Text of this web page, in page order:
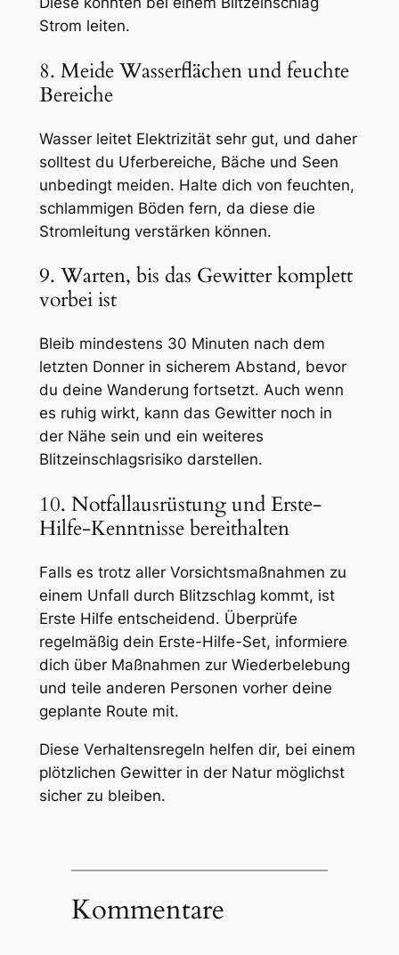
Strom leiten.
8. Meide Wasserflächen und feuchte
Bereiche
Wasser leitet Elektrizität sehr gut, und daher
solltest du Uferbereiche, Bäche und Seen
unbedingt meiden. Halte dich von feuchten,
schlammigen Böden fern, da diese die
Stromleitung verstärken können.
9. Warten, bis das Gewitter komplett
vorbei ist
Bleib mindestens 30 Minuten nach dem
letzten Donner in sicherem Abstand, bevor
du deine Wanderung fortsetzt. Auch wenn
es ruhig wirkt, kann das Gewitter noch in
der Nähe sein und ein weiteres
Blitzeinschlagsrisiko darstellen.
10. Notfallausrüstung und Erste-
Hilfe-Kenntnisse bereithalten
Falls es trotz aller Vorsichtsmaßnahmen zu
einem Unfall durch Blitzschlag kommt, ist
Erste Hilfe entscheidend. Überprüfe
regelmäßig dein Erste-Hilfe-Set, informiere
dich über Maßnahmen zur Wiederbelebung
und teile anderen Personen vorher deine
geplante Route mit.
Diese Verhaltensregeln helfen dir, bei einem
plötzlichen Gewitter in der Natur möglichst
sicher zu bleiben.
Kommentare